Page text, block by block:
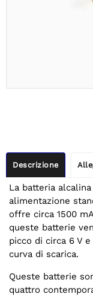
Descrizione
La batteria alcalina
alimentazione
offre circa 1500
queste batterie
picco di circa 6 V
curva di scarica.
Queste batterie
quattro